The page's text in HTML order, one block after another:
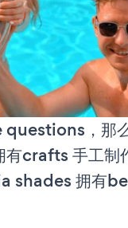
questions，那
crafts 手工制
shades 拥有